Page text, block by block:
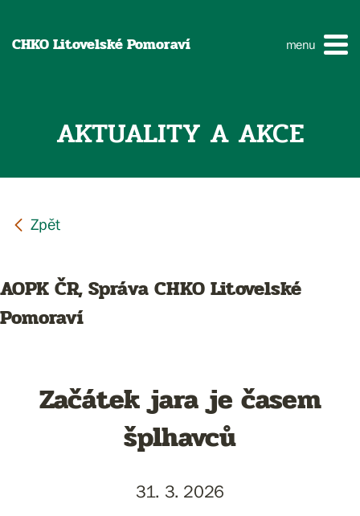
CHKO Litovelské Pomoraví menu
AKTUALITY A AKCE
AOPK ČR, Správa CHKO Litovelské
Pomoraví
Začátek jara je časem
šplhavců
31. 3. 2026